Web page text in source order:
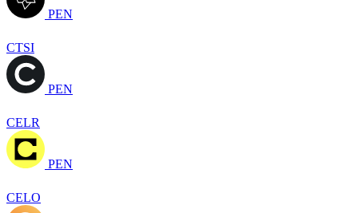
PEN
CTSI
PEN
CELR
PEN
CELO